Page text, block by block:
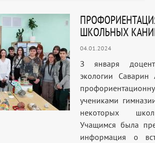
ШКОЛЬНЫХ
04.01.2024
З января
экологии Саварин
учениками
некоторых
Учащимся была
информация о